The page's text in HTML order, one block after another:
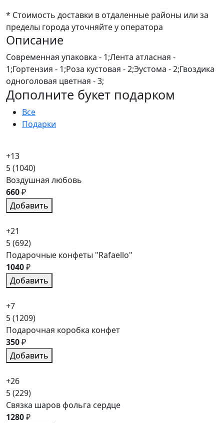
* Стоимость доставки в отдаленные районы или за
пределы города уточняйте у оператора
Описание
Современная упаковка - 1;Лента атласная -
1;Гортензия - 1;Роза кустовая - 2;Эустома - 2;Гвоздика
одноголовая цветная - 3;
Дополните букет подарком
Все
Подарки
+13
5(1040)
Воздушная любовь
660₽
Добавить
+21
5(692)
Подарочные конфеты "Rafaello"
1040₽
Добавить
+7
5(1209)
Подарочная коробка конфет
350₽
Добавить
+26
5(229)
Связка шаров фольга сердце
1280₽